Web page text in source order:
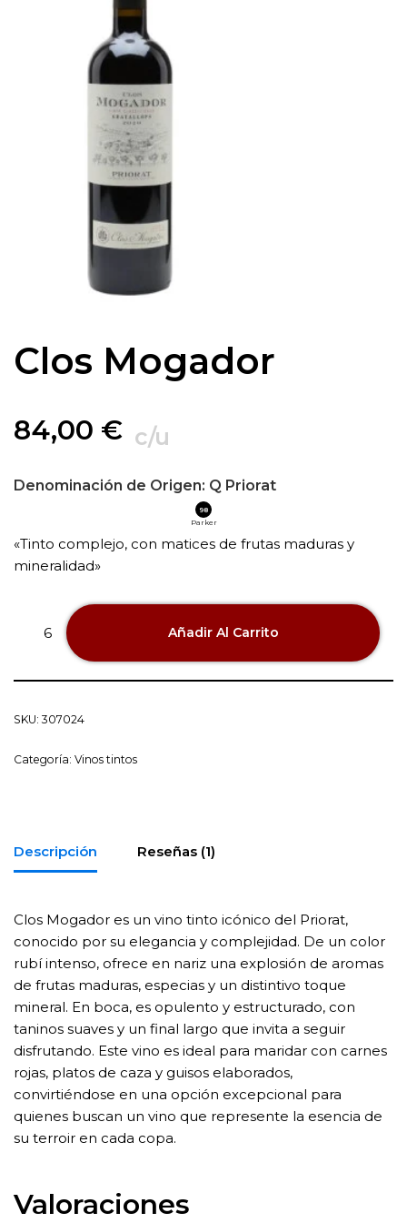
Clos Mogador
84,00 € c/u
Denominación de Origen: Q Priorat
98
Parker
«Tinto complejo, con matices de frutas maduras y
mineralidad»
Añadir Al Carrito
SKU: 307024
Categoría: Vinos tintos
Descripción Reseñas (1)
Clos Mogador es un vino tinto icónico del Priorat,
conocido por su elegancia y complejidad. De un color
rubí intenso, ofrece en nariz una explosión de aromas
de frutas maduras, especias y un distintivo toque
mineral. En boca, es opulento y estructurado, con
taninos suaves y un final largo que invita a seguir
disfrutando. Este vino es ideal para maridar con carnes
rojas, platos de caza y guisos elaborados,
convirtiéndose en una opción excepcional para
quienes buscan un vino que represente la esencia de
su terroir en cada copa.
Valoraciones